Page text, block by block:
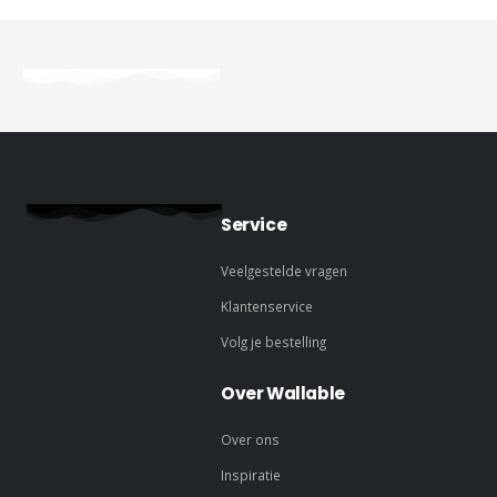
Service
Veelgestelde vragen
Klantenservice
Volg je bestelling
Over Wallable
Over ons
Inspiratie